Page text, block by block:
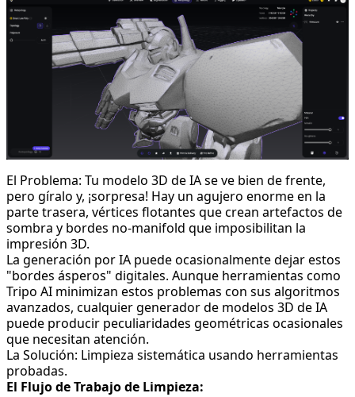
El Problema: Tu modelo 3D de IA se ve bien de frente,
pero gíralo y, ¡sorpresa! Hay un agujero enorme en la
parte trasera, vértices flotantes que crean artefactos de
sombra y bordes no-manifold que imposibilitan la
impresión 3D.
La generación por IA puede ocasionalmente dejar estos
"bordes ásperos" digitales. Aunque herramientas como
Tripo AI minimizan estos problemas con sus algoritmos
avanzados, cualquier generador de modelos 3D de IA
puede producir peculiaridades geométricas ocasionales
que necesitan atención.
La Solución: Limpieza sistemática usando herramientas
probadas.
El Flujo de Trabajo de Limpieza: